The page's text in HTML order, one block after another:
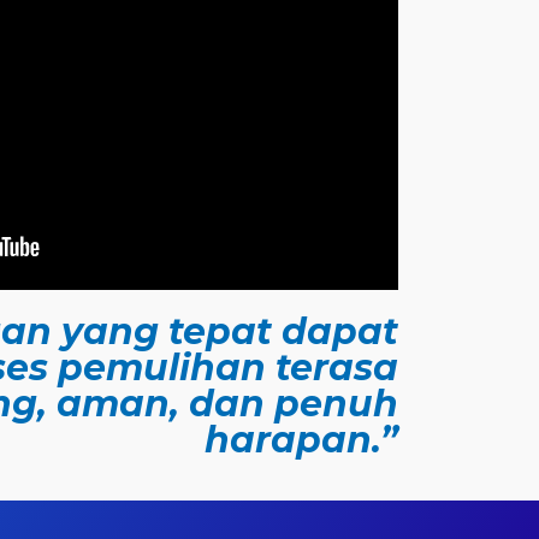
yang tepat dapat
pemulihan terasa
aman, dan penuh
harapan.”